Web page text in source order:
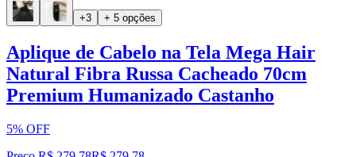
+3 + 5 opções
Aplique de Cabelo na Tela Mega Hair
Natural Fibra Russa Cacheado 70cm
Premium Humanizado Castanho
5% OFF